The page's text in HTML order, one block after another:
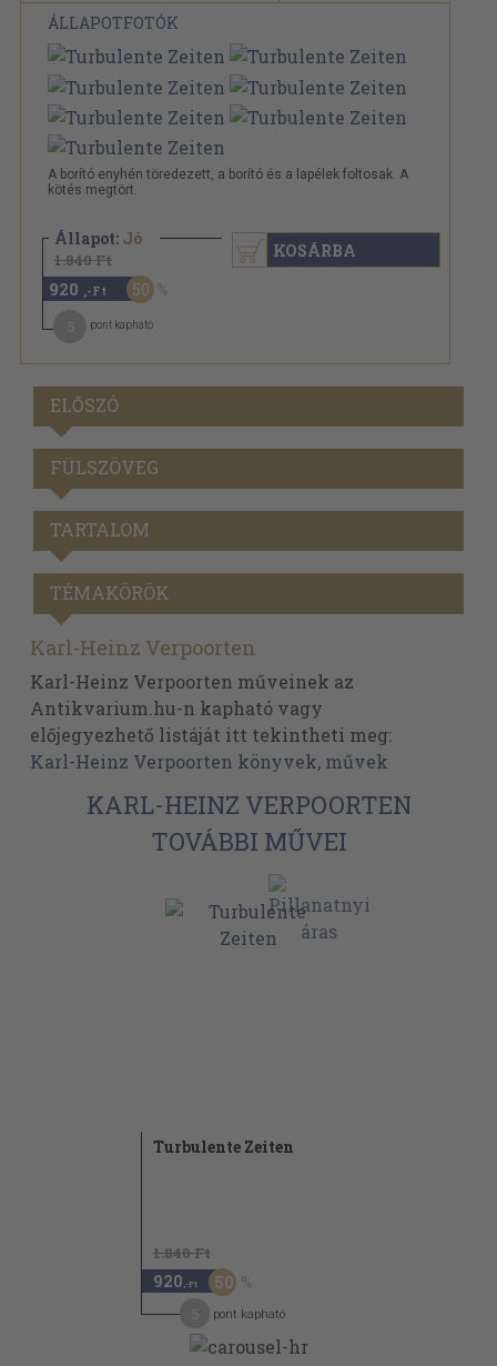
ÁLLAPOTFOTÓK
A borító enyhén töredezett, a borító és a lapélek foltosak. A
kötés megtört.
Állapot: Jó
1.840 Ft
920 ,-Ft 50
pont kapható
KOSÁRBA
ELŐSZÓ
FÜLSZÖVEG
TARTALOM
TÉMAKÖRÖK
Karl-Heinz Verpoorten
Karl-Heinz Verpoorten műveinek az
Antikvarium.hu-n kapható vagy
előjegyezhető listáját itt tekintheti meg:
Karl-Heinz Verpoorten könyvek, művek
KARL-HEINZ VERPOORTEN
TOVÁBBI MŰVEI
Turbulente Zeiten
1.840 Ft
920 ,-Ft 50
pont kapható